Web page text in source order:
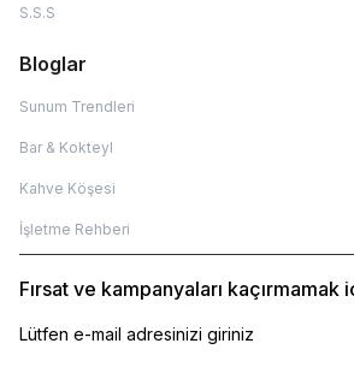
S.S.S
Bloglar
Sunum Trendleri
Bar & Kokteyl
Kahve Köşesi
İşletme Rehberi
Fırsat ve kampanyaları kaçırmamak
Lütfen e-mail adresinizi giriniz